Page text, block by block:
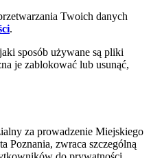
Twoich danych
.
sposób używane są pliki
je zablokować lub usunąć,
za prowadzenie Miejskiego
Poznania, zwraca szczególną